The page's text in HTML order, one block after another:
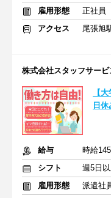
雇用形態
正社員
アクセス
尾張旭
株式会社スタッフサー
【
日
給与
時給
シフト
雇用形態
派遣社